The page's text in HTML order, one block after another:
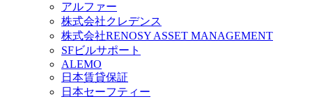
アルファー
株式会社クレデンス
株式会社RENOSY ASSET MANAGEMENT
SFビルサポート
ALEMO
日本賃貸保証
日本セーフティー